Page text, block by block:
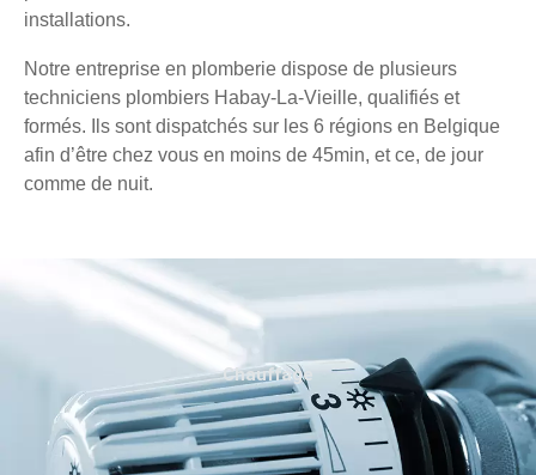
installations.
Notre entreprise en plomberie dispose de plusieurs
techniciens plombiers Habay-La-Vieille, qualifiés et
formés. Ils sont dispatchés sur les 6 régions en Belgique
afin d’être chez vous en moins de 45min, et ce, de jour
comme de nuit.
Chauffage